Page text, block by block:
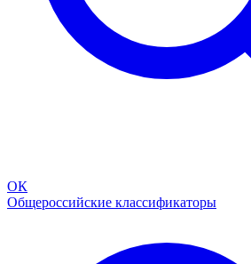
ОК
Общероссийские классификаторы